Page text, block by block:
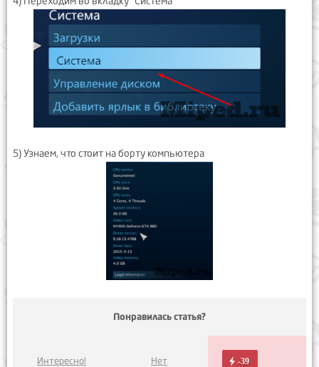
5) Узнаем, что стоит на борту компьютера
Понравилась статья?
Интересно! Нет -39